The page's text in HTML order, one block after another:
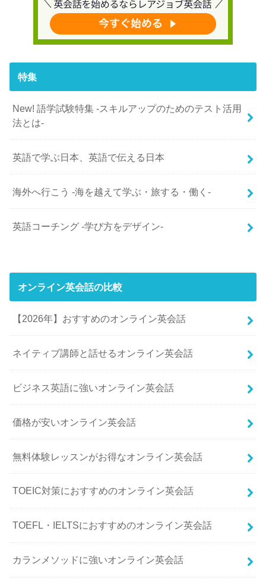
特集
New! 語学試験特集 -スキルアップのためのテスト活用
法とは-
英語で学ぶ日本、英語で伝える日本
海外へ行こう -海を越えて学ぶ・旅する・働く-
英語コーチング -学び方をデザイン-
オンライン英会話の比較
【2026年】おすすめのオンライン英会話
ネイティブ講師と話せるオンライン英会話
ビジネス英語に強いオンライン英会話
価格が安いオンライン英会話
無料体験レッスンがお得なオンライン英会話
TOEIC対策におすすめのオンライン英会話
TOEFL・IELTSにおすすめのオンライン英会話
カランメソッドに強いオンライン英会話